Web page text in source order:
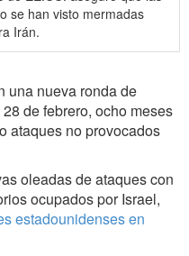
se han visto mermadas
Irán.
una nueva ronda de
de febrero, ocho meses
ataques no provocados
oleadas de ataques con
ocupados por Israel,
estadounidenses en